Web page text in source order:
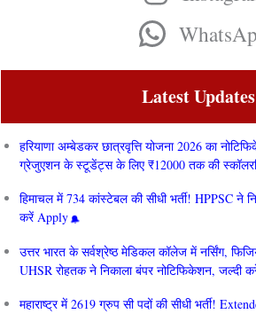
Latest Updates
हरियाणा अम्बेडकर छात्रवृत्ति योजना 2026 का
ग्रेजुएशन के स्टूडेंट्स के लिए ₹12000 तक की
हिमाचल में 734 कांस्टेबल की सीधी भर्ती! HPPSC ने
करें Apply
उत्तर भारत के सर्वश्रेष्ठ मेडिकल कॉलेज में नर्सिंग,
UHSR रोहतक ने निकाला बंपर नोटिफिकेशन, जल्दी
महाराष्ट्र में 2619 ग्रुप सी पदों की सीधी भर्ती!